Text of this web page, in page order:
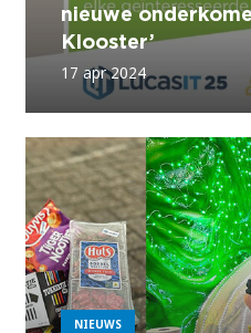
nieuwe
Klooster’
17 apr 2024
NIEUWS